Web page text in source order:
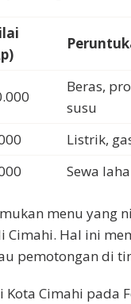
Beras,
susu
Listrik,
Sewa
menu yang
Cimahi. Hal ini
pemotongan di
Kota Cimahi